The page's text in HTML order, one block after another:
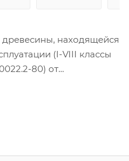
находящейся
(I-VIII классы
80) от